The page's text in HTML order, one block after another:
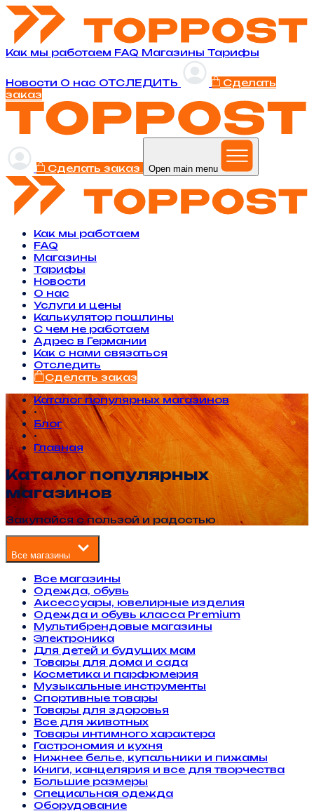
Как мы работаем FAQ Магазины Тарифы
Новости O нас ОТСЛЕДИТЬ
Сделать
заказ
Сделать заказ Open main menu
Как мы работаем
FAQ
Магазины
Тарифы
Новости
O нас
Услуги и цены
Калькулятор пошлины
С чем не работаем
Адрес в Германии
Как с нами связаться
Отследить
Сделать заказ
Каталог популярных магазинов
•
Блог
•
Главная
Каталог популярных
магазинов
Закупайся с пользой и радостью
Все магазины
Все магазины
Одежда, обувь
Аксессуары, ювелирные изделия
Одежда и обувь класса Premium
Мультибрендовые магазины
Электроника
Для детей и будущих мам
Товары для дома и сада
Косметика и парфюмерия
Музыкальные инструменты
Спортивные товары
Товары для здоровья
Все для животных
Товары интимного характера
Гастрономия и кухня
Нижнее белье, купальники и пижамы
Книги, канцелярия и все для творчества
Большие размеры
Специальная одежда
Оборудование